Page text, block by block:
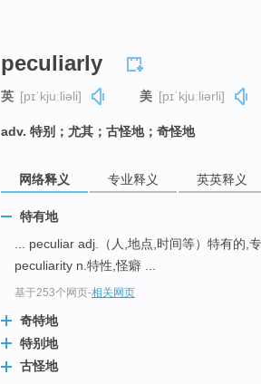
peculiarly
英 [pɪˈkjuːliəli] 美 [pɪˈkjuːliərli]
adv. 特别；尤其；古怪地；奇怪地
网络释义 专业释义 英英释义
特有地
... peculiar adj.（人,地点,时间等）特有的,
peculiarity n.特性,怪癖 ...
基于253个网页-相关网页
奇特地
特别地
古怪地